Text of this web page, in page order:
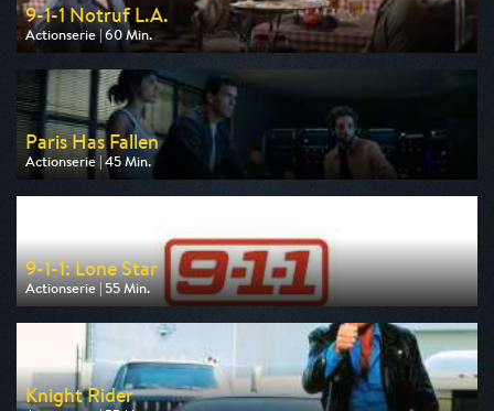
9-1-1 Notruf L.A.
Actionserie | 60 Min.
Ausgestrahlt von Kabel 1
am 08.08.2026, 20:15
Paris Has Fallen
Actionserie | 45 Min.
Ausgestrahlt von ZDF
am 12.08.2026, 02:45
9-1-1: Lone Star
Actionserie | 55 Min.
Ausgestrahlt von Kabel 1
am 08.08.2026, 22:15
Knight Rider